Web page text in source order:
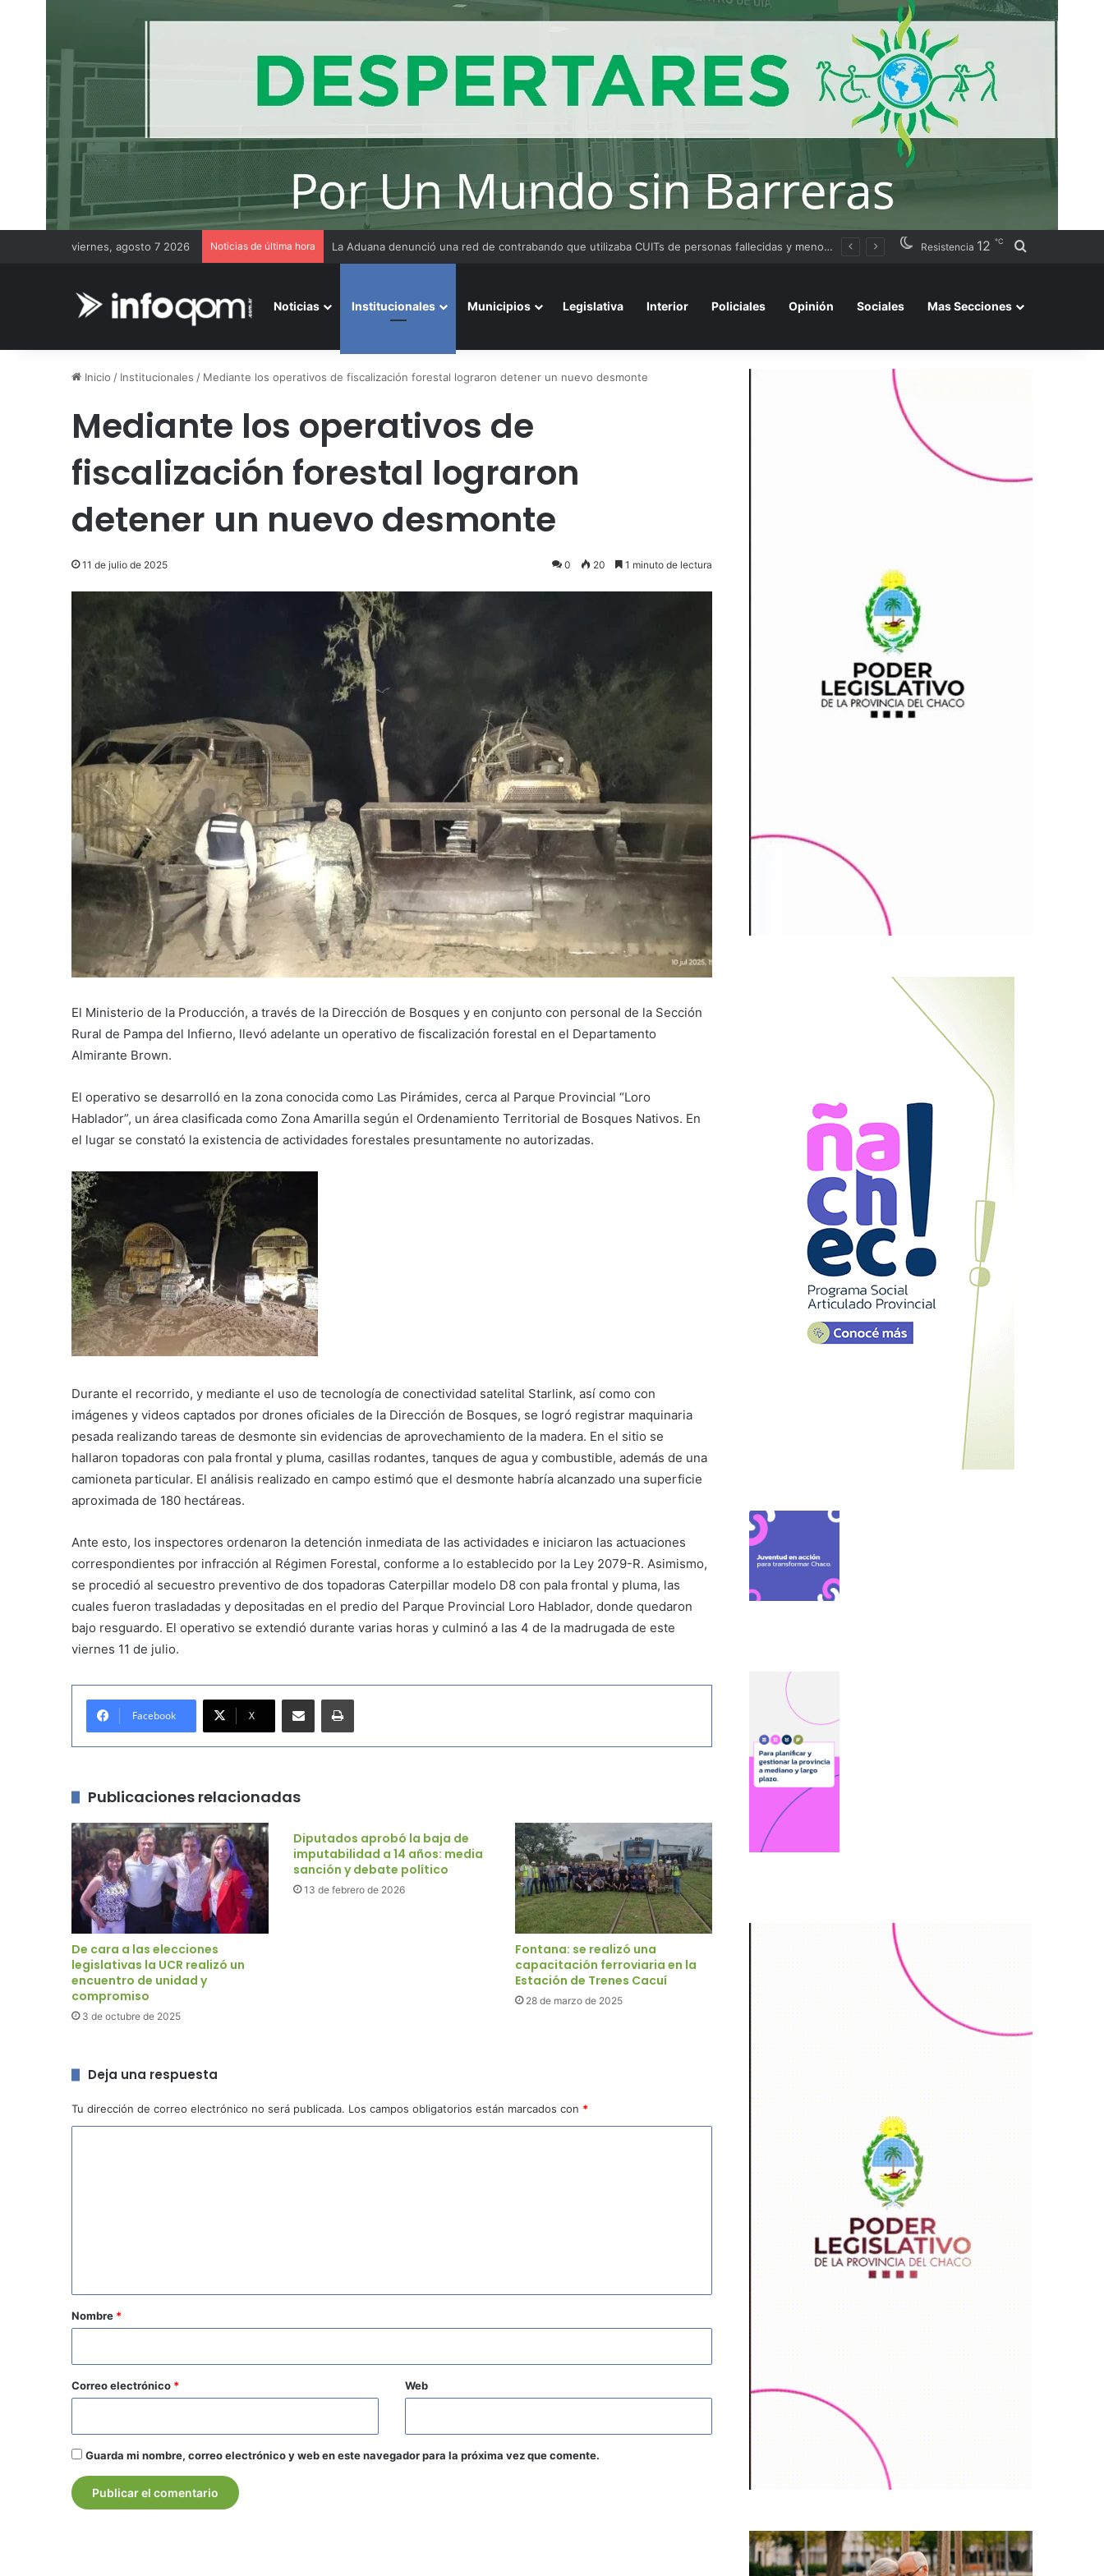
viernes, agosto 7 2026 Noticias de última hora Thiago Medina fue imputado por abuso sexual y la causa continúa bajo investigación judicial Resistencia 12 ℃ Buscar por
Noticias Institucionales Municipios Legislativa Interior Policiales Opinión Sociales Mas Secciones
Inicio / Institucionales / Mediante los operativos de fiscalización forestal lograron detener un nuevo desmonte
Mediante los operativos de
fiscalización forestal lograron
detener un nuevo desmonte
11 de julio de 2025 0 20 1 minuto de lectura
El Ministerio de la Producción, a través de la Dirección de Bosques y en conjunto con personal de la Sección
Rural de Pampa del Infierno, llevó adelante un operativo de fiscalización forestal en el Departamento
Almirante Brown.
El operativo se desarrolló en la zona conocida como Las Pirámides, cerca al Parque Provincial “Loro
Hablador”, un área clasificada como Zona Amarilla según el Ordenamiento Territorial de Bosques Nativos. En
el lugar se constató la existencia de actividades forestales presuntamente no autorizadas.
Durante el recorrido, y mediante el uso de tecnología de conectividad satelital Starlink, así como con
imágenes y videos captados por drones oficiales de la Dirección de Bosques, se logró registrar maquinaria
pesada realizando tareas de desmonte sin evidencias de aprovechamiento de la madera. En el sitio se
hallaron topadoras con pala frontal y pluma, casillas rodantes, tanques de agua y combustible, además de una
camioneta particular. El análisis realizado en campo estimó que el desmonte habría alcanzado una superficie
aproximada de 180 hectáreas.
Ante esto, los inspectores ordenaron la detención inmediata de las actividades e iniciaron las actuaciones
correspondientes por infracción al Régimen Forestal, conforme a lo establecido por la Ley 2079-R. Asimismo,
se procedió al secuestro preventivo de dos topadoras Caterpillar modelo D8 con pala frontal y pluma, las
cuales fueron trasladadas y depositadas en el predio del Parque Provincial Loro Hablador, donde quedaron
bajo resguardo. El operativo se extendió durante varias horas y culminó a las 4 de la madrugada de este
viernes 11 de julio.
Facebook X
Publicaciones relacionadas
De cara a las elecciones
legislativas la UCR realizó un
encuentro de unidad y
compromiso
3 de octubre de 2025
Diputados aprobó la baja de
imputabilidad a 14 años: media
sanción y debate político
13 de febrero de 2026
Fontana: se realizó una
capacitación ferroviaria en la
Estación de Trenes Cacuí
28 de marzo de 2025
Deja una respuesta
Tu dirección de correo electrónico no será publicada. Los campos obligatorios están marcados con *
r
o
*
Nombre *
Correo electrónico * Web
Guarda mi nombre, correo electrónico y web en este navegador para la próxima vez que comente.